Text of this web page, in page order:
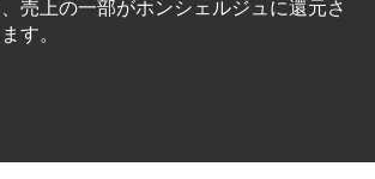
売上の一部がホンシェルジュに還元さ
す。